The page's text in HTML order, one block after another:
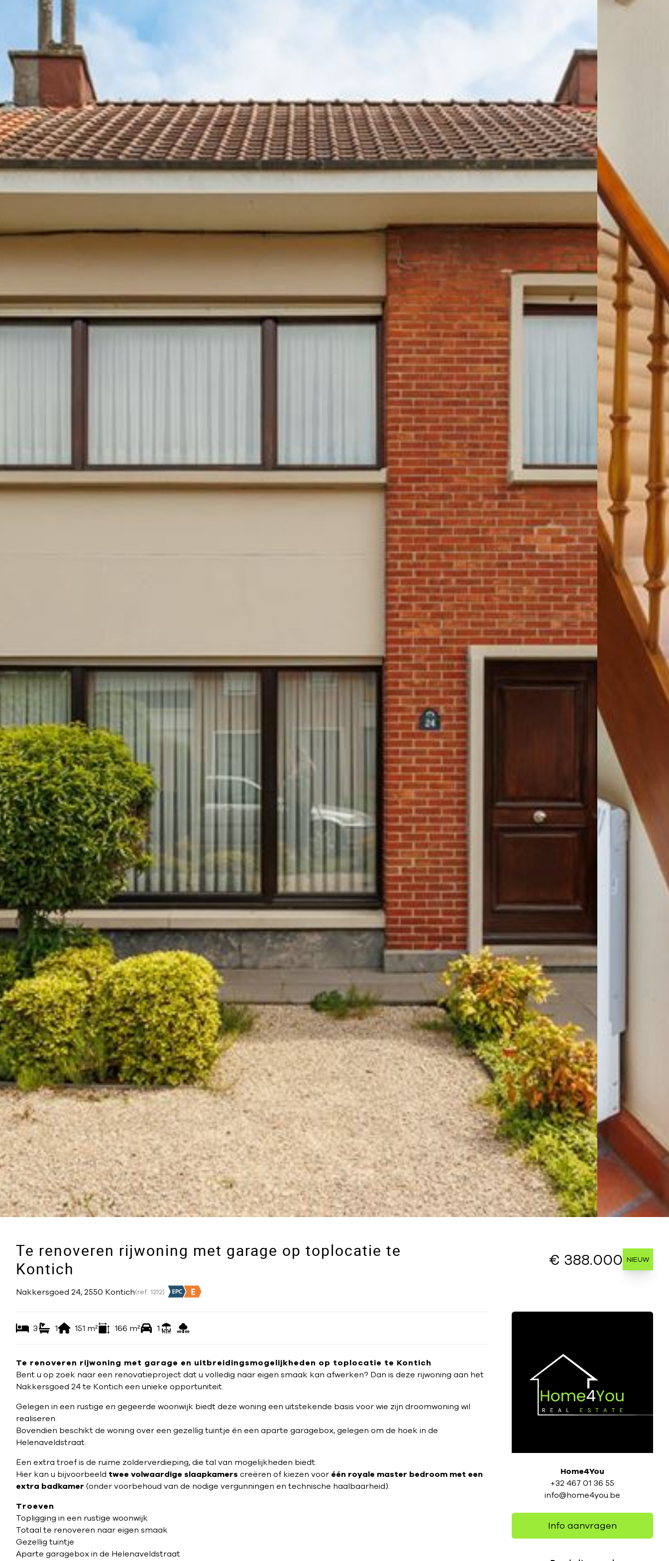
Te renoveren rijwoning met garage op toplocatie te
Kontich
€ 388.000 NIEUW
Nakkersgoed 24, 2550 Kontich(ref. 1212)
3 1 151 m² 166 m² 1
Te renoveren rijwoning met garage en uitbreidingsmogelijkheden op toplocatie te Kontich
Bent u op zoek naar een renovatieproject dat u volledig naar eigen smaak kan afwerken? Dan is deze rijwoning aan het
Nakkersgoed 24 te Kontich een unieke opportuniteit.
Gelegen in een rustige en gegeerde woonwijk biedt deze woning een uitstekende basis voor wie zijn droomwoning wil
realiseren.
Bovendien beschikt de woning over een gezellig tuintje én een aparte garagebox, gelegen om de hoek in de
Helenaveldstraat.
Een extra troef is de ruime zolderverdieping, die tal van mogelijkheden biedt.
Hier kan u bijvoorbeeld twee volwaardige slaapkamers creëren of kiezen voor één royale master bedroom met een
extra badkamer (onder voorbehoud van de nodige vergunningen en technische haalbaarheid).
Troeven
Topligging in een rustige woonwijk
Totaal te renoveren naar eigen smaak
Gezellig tuintje
Aparte garagebox in de Helenaveldstraat
Home4You
+32 467 01 36 55
info@home4you.be
Info aanvragen